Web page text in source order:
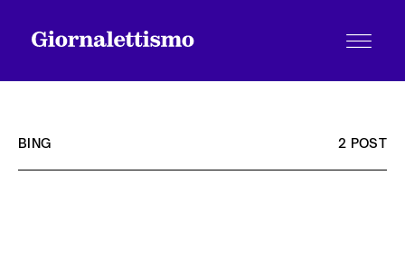
BING 2 POST